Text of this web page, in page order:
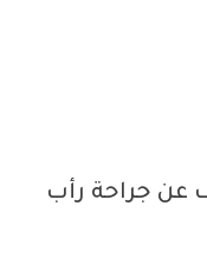
عن جراحة رأب